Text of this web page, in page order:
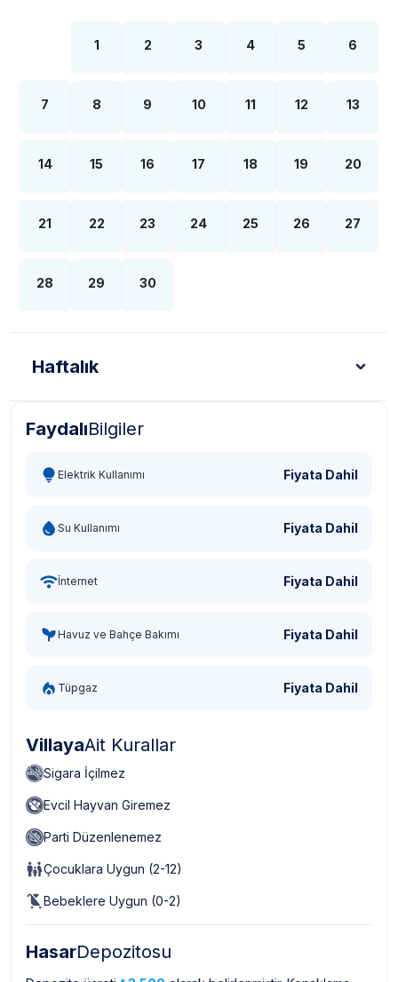
1 2 3 4 5 6
7 8 9 10 11 12 13
14 15 16 17 18 19 20
21 22 23 24 25 26 27
28 29 30
Haftalık
Türk Lirası - TL
FaydalıBilgiler
Elektrik Kullanımı Fiyata Dahil
Su Kullanımı Fiyata Dahil
İnternet Fiyata Dahil
Havuz ve Bahçe Bakımı Fiyata Dahil
Tüpgaz Fiyata Dahil
VillayaAit Kurallar
Sigara İçilmez
Evcil Hayvan Giremez
Parti Düzenlenemez
Çocuklara Uygun (2-12)
Bebeklere Uygun (0-2)
HasarDepozitosu